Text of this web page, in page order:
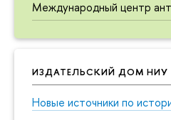
Международный центр
ИЗДАТЕЛЬСКИЙ ДОМ
Новые источники по